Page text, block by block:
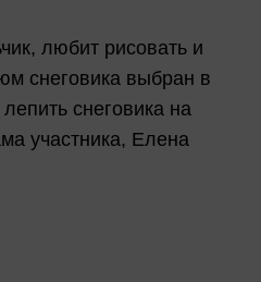
любит рисовать и
снеговика выбран в
снеговика на
участника, Елена